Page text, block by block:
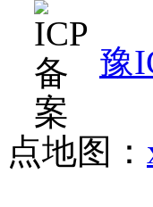
豫
点地图：